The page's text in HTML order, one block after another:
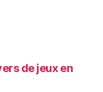
de jeux en